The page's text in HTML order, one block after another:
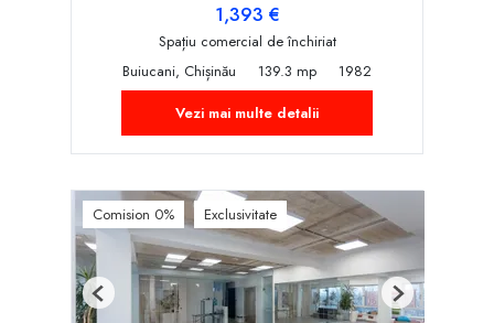
1,393 €
Spațiu comercial de închiriat
Buiucani, Chișinău
139.3 mp
1982
Vezi mai multe detalii
Comision 0% Exclusivitate
Previous Next